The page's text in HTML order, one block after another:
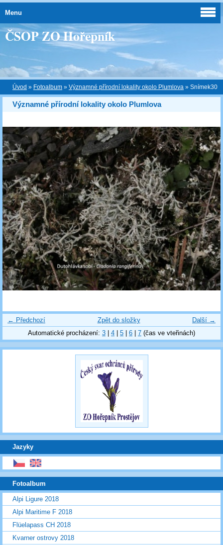
ČSOP ZO Hořepník
Úvod » Fotoalbum » Významné přírodní lokality okolo Plumlova » Snímek30
Významné přírodní lokality okolo Plumlova
← Předchozí Další →
Zpět do složky
Automatické procházení: 3 4 5 6 7 (čas ve vteřinách)
Jazyky
Menu
Fotoalbum
Alpi Ligure 2018
Alpi Maritime F 2018
Flüelapass CH 2018
Kvarner ostrovy 2018